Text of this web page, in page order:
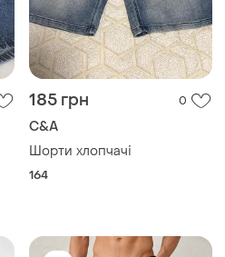
185 грн 0
C&A
Шорти хлопчачі
164